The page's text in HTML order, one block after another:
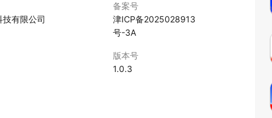
有限公司
备案号
津ICP备2025028913
号-3A
版本号
1.0.3